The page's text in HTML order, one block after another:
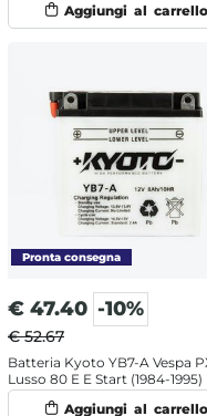
€ 47.40 -10%
€ 52.67
Batteria Kyoto YB7-A Vespa
Lusso 80 E E Start (1984-1995)